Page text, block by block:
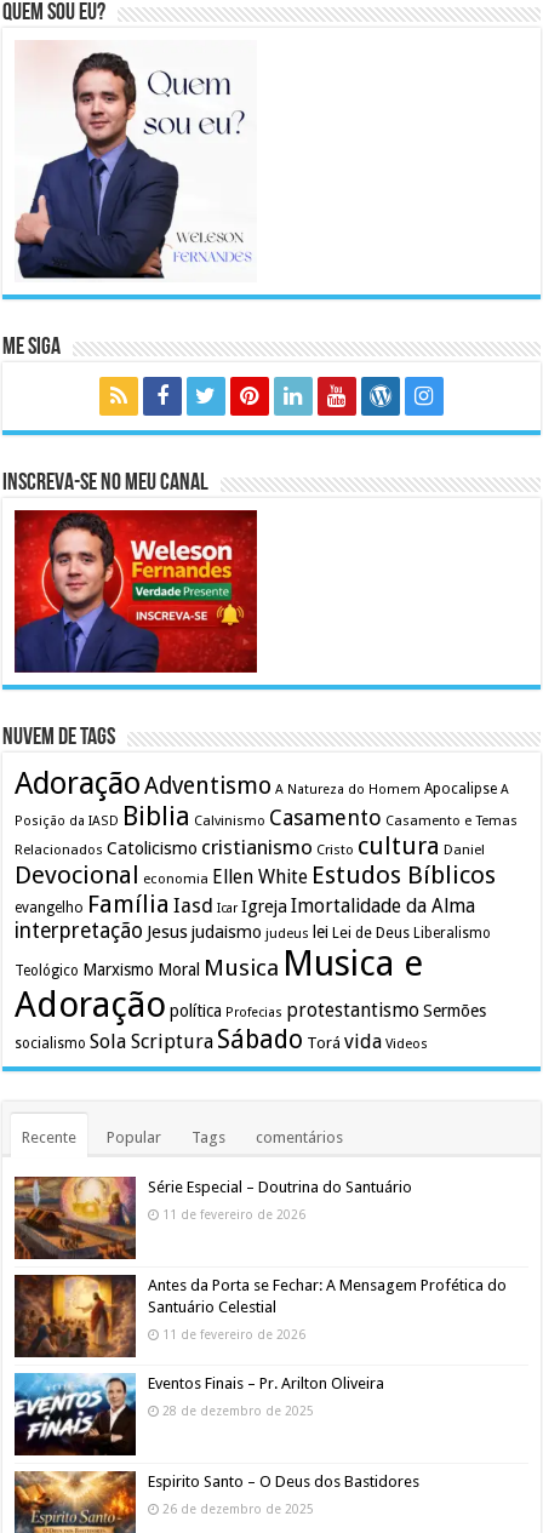
Quem sou eu?
Me Siga
Inscreva-se no meu canal
Nuvem de Tags
AdoraçãoAdventismo A Natureza do Homem Apocalipse A
Posição da IASD Biblia Calvinismo Casamento Casamento e Temas
Relacionados Catolicismo cristianismo Cristo cultura Daniel
Devocional economia Ellen White Estudos Bíblicos
evangelho Família Iasd Icar Igreja Imortalidade da Alma
interpretação Jesusjudaismo judeus lei Lei de Deus Liberalismo
Teológico Marxismo Moral Musica Musica e
Adoração política Profecias protestantismo Sermões
socialismo Sola Scriptura Sábado Torá vida Videos
Recente Popular Tags comentários
Série Especial – Doutrina do Santuário
11 de fevereiro de 2026
Antes da Porta se Fechar: A Mensagem Profética do
Santuário Celestial
11 de fevereiro de 2026
Eventos Finais – Pr. Arilton Oliveira
28 de dezembro de 2025
Espirito Santo – O Deus dos Bastidores
26 de dezembro de 2025